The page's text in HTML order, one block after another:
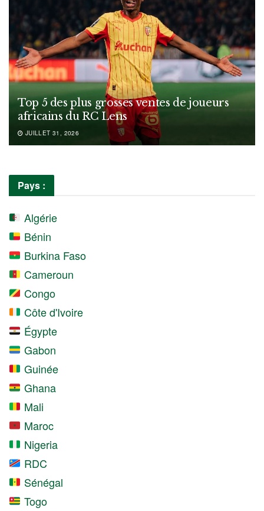
Top 5 des plus grosses ventes de joueurs
africains du RC Lens
JUILLET 31, 2026
Pays :
Algérie
Bénin
Burkina Faso
Cameroun
Congo
Côte d'Ivoire
Égypte
Gabon
Guinée
Ghana
Mali
Maroc
Nigeria
RDC
Sénégal
Togo